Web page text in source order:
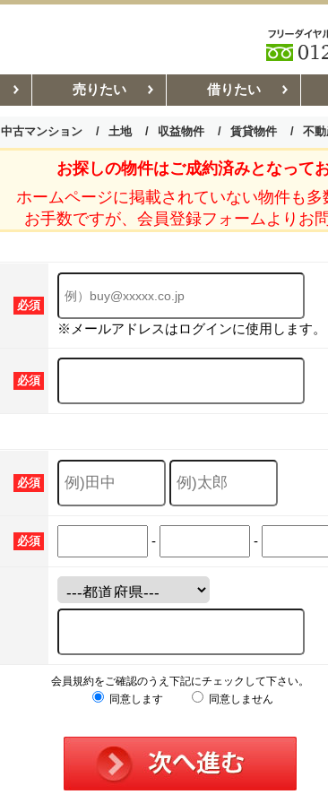
売りたい 借りたい
中古マンション 土地 収益物件 賃貸物件 不
お部屋探しコラム 賃貸管理コ
お探しの物件はご成約済みとなってお
ホームページに掲載されていない物件も多
お手数ですが、会員登録フォームよりお
必須
※メールアドレスはログインに使用します。
必須
必須
必須 - -
会員規約をご確認のうえ下記にチェックして下さい。
同意します
同意しません